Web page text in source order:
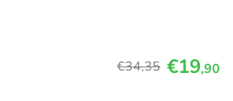
€34,35 €19,90